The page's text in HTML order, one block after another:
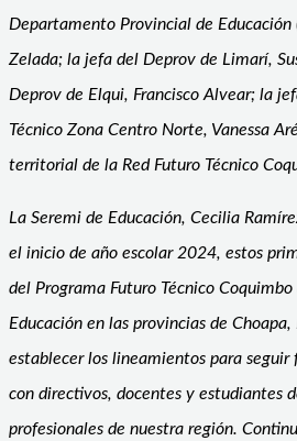
Departamento Provincial de Educación
Zelada; la jefa del Deprov de Limarí,
Deprov de Elqui, Francisco Alvear; la
Técnico Zona Centro Norte, Vanessa
territorial de la Red Futuro Técnico
La Seremi de Educación, Cecilia
el inicio de año escolar 2024, estos
del Programa Futuro Técnico
Educación en las provincias de
establecer los lineamientos para
con directivos, docentes y estudiantes
profesionales de nuestra región.